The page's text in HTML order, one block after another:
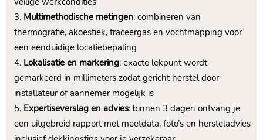
Multimethodische metingen: combineren van
thermografie, akoestiek, traceergas en vochtmapping voor
een eenduidige locatiebepaling
Lokalisatie en markering: exacte lekpunt wordt
gemarkeerd in millimeters zodat gericht herstel door
installateur of aannemer mogelijk is
Expertiseverslag en advies: binnen 3 dagen ontvang je
een uitgebreid rapport met meetdata, foto’s en hersteladvies